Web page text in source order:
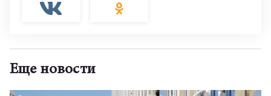
Еще новости